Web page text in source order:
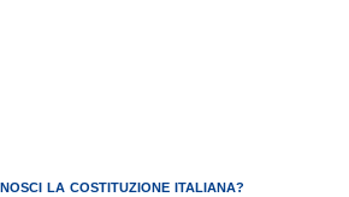
LA COSTITUZIONE ITALIANA?